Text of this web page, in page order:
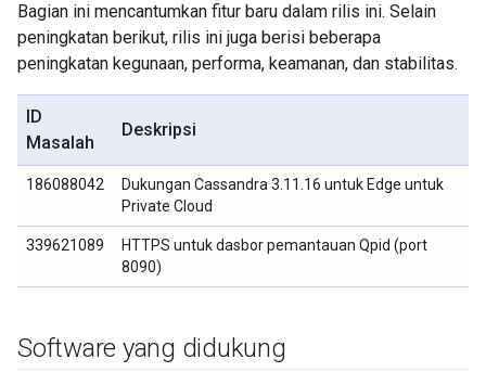
Bagian ini mencantumkan fitur baru dalam rilis ini. Selain
peningkatan berikut, rilis ini juga berisi beberapa
peningkatan kegunaan, performa, keamanan, dan stabilitas.
ID
Masalah
Deskripsi
186088042
Dukungan Cassandra 3.11.16 untuk Edge untuk
Private Cloud
339621089
HTTPS untuk dasbor pemantauan Qpid (port
8090)
Software yang didukung